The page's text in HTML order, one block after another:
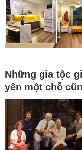
Những gia tộc
yên một chỗ